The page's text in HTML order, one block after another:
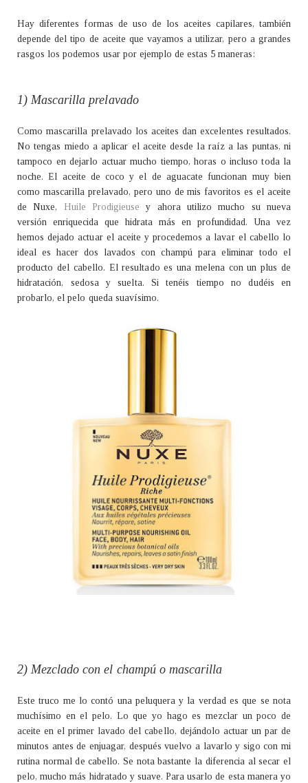
Hay diferentes formas de uso de los aceites capilares, también
depende del tipo de aceite que vayamos a utilizar, pero a grandes
rasgos los podemos usar por ejemplo de estas 5 maneras:
1) Mascarilla prelavado
Como mascarilla prelavado los aceites dan excelentes resultados.
No tengas miedo a aplicar el aceite desde la raíz a las puntas, ni
tampoco en dejarlo actuar mucho tiempo, horas o incluso toda la
noche. El aceite de coco y el de aguacate funcionan muy bien
como mascarilla prelavado, pero uno de mis favoritos es el aceite
de Nuxe, Huile Prodigieuse y ahora utilizo mucho su nueva
versión enriquecida que hidrata más en profundidad. Una vez
hemos dejado actuar el aceite y procedemos a lavar el cabello lo
ideal es hacer dos lavados con champú para eliminar todo el
producto del cabello. El resultado es una melena con un plus de
hidratación, sedosa y suelta. Si tenéis tiempo no dudéis en
probarlo, el pelo queda suavísimo.
2) Mezclado con el champú o mascarilla
Este truco me lo contó una peluquera y la verdad es que se nota
muchísimo en el pelo. Lo que yo hago es mezclar un poco de
aceite en el primer lavado del cabello, dejándolo actuar un par de
minutos antes de enjuagar, después vuelvo a lavarlo y sigo con mi
rutina normal de cabello. Se nota bastante la diferencia al secar el
pelo, mucho más hidratado y suave. Para usarlo de esta manera yo